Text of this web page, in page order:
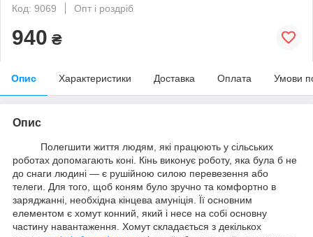
Код: 9069
Опт і роздріб
940 ₴
Опис Характеристики Доставка Оплата Умови
Опис
Полегшити життя людям, які працюють у сільських
роботах допомагають коні. Кінь виконує роботу, яка була б не
до снаги людині — є рушійною силою перевезення або
телеги. Для того, щоб коням було зручно та комфортно в
заряджанні, необхідна кінцева амуніція. Її основним
елементом є хомут конний, який і несе на собі основну
частину навантаження. Хомут складається з декількох